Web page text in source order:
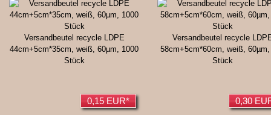
0,15 EUR*
Versandbeutel recycle LDPE
44cm+5cm*35cm, weiß, 60µm, 1000
Stück
0,30
Versandbeutel recycle
58cm+5cm*60cm, weiß, 60µm,
Stück